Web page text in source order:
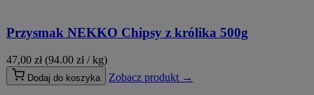
Przysmak NEKKO Chipsy z królika 500g
47,00 zł (94.00 zł / kg)
Dodaj do koszyka Zobacz produkt →